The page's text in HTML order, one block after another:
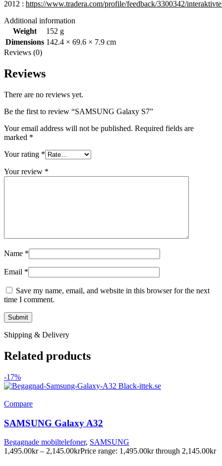
2012 : https://www.tradera.com/profile/feedback/3300342/
Additional information
Weight
152 g
Dimensions 142.4 × 69.6 × 7.9 cm
Reviews (0)
Reviews
There are no reviews yet.
Be the first to review “SAMSUNG Galaxy S7”
Your email address will not be published. Required fields are
marked *
Your rating *
Your review *
Name *
Email *
Save my name, email, and website in this browser for the next
time I comment.
Shipping & Delivery
Related products
-17%
Compare
SAMSUNG Galaxy A32
Begagnade mobiltelefoner, SAMSUNG
1,495.00kr – 2,145.00krPrice range: 1,495.00kr through 2,145.00kr